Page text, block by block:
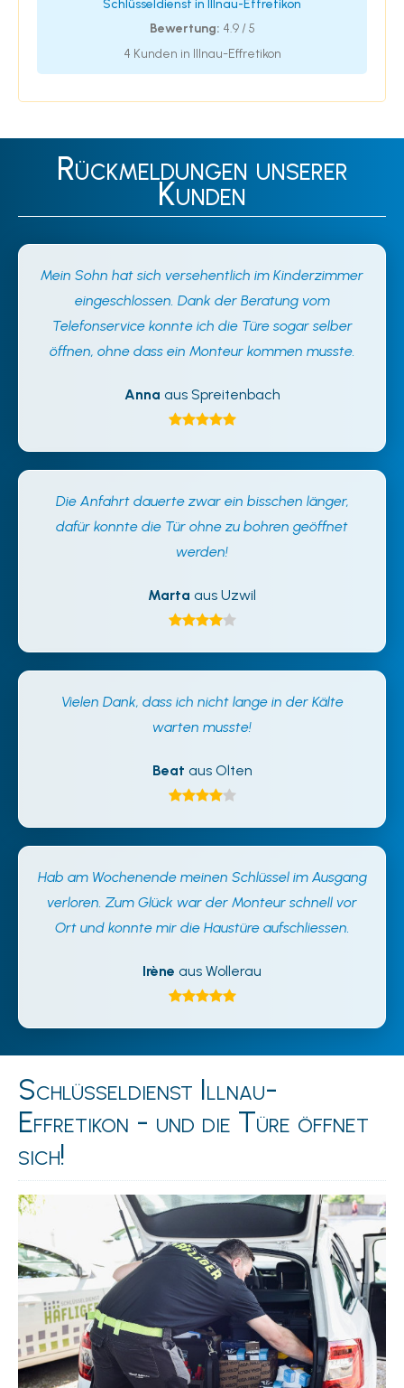
Schlüsseldienst in Illnau-Effretikon
Bewertung: 4.9 / 5
4 Kunden in Illnau-Effretikon
Rückmeldungen unserer
Kunden
Mein Sohn hat sich versehentlich im Kinderzimmer
eingeschlossen. Dank der Beratung vom
Telefonservice konnte ich die Türe sogar selber
öffnen, ohne dass ein Monteur kommen musste.
Anna aus Spreitenbach
Die Anfahrt dauerte zwar ein bisschen länger,
dafür konnte die Tür ohne zu bohren geöffnet
werden!
Marta aus Uzwil
Vielen Dank, dass ich nicht lange in der Kälte
warten musste!
Beat aus Olten
Hab am Wochenende meinen Schlüssel im Ausgang
verloren. Zum Glück war der Monteur schnell vor
Ort und konnte mir die Haustüre aufschliessen.
Irène aus Wollerau
Schlüsseldienst Illnau-
Effretikon - und die Türe öffnet
sich!